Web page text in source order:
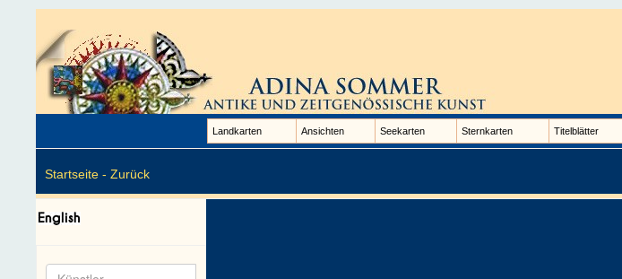
Landkarten Ansichten Seekarten Sternkarten Titelblätter
Startseite - Zurück